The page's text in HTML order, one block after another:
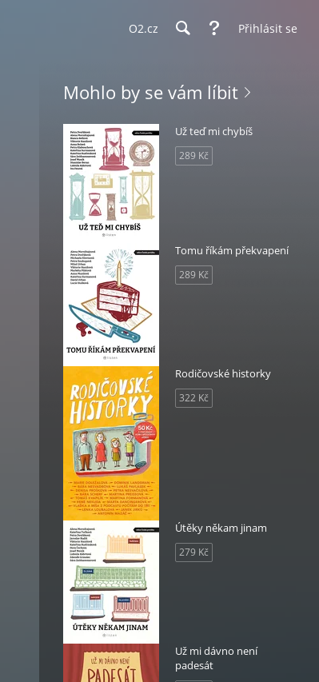
O2.cz Přihlásit se
Mohlo by se vám líbit
Už teď mi chybíš
289 Kč
Tomu říkám překvapení
289 Kč
Rodičovské historky
322 Kč
Útěky někam jinam
279 Kč
Už mi dávno není
padesát